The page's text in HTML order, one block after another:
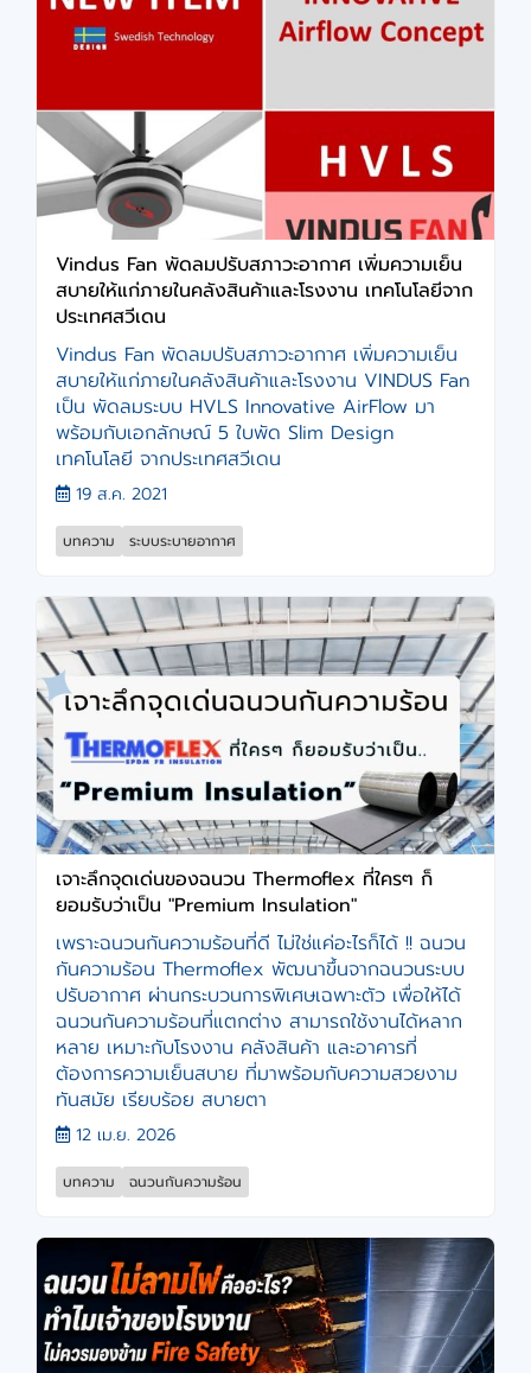
Vindus Fan พัดลมปรับสภาวะอากาศ เพิ่มความเย็น
สบายให้แก่ภายในคลังสินค้าและโรงงาน เทคโนโลยีจาก
ประเทศสวีเดน
Vindus Fan พัดลมปรับสภาวะอากาศ เพิ่มความเย็น
สบายให้แก่ภายในคลังสินค้าและโรงงาน VINDUS Fan
เป็น พัดลมระบบ HVLS Innovative AirFlow มา
พร้อมกับเอกลักษณ์ 5 ใบพัด Slim Design
เทคโนโลยี จากประเทศสวีเดน
19 ส.ค. 2021
บทความ ระบบระบายอากาศ
เจาะลึกจุดเด่นของฉนวน Thermoflex ที่ใครๆ ก็
ยอมรับว่าเป็น "Premium Insulation"
เพราะฉนวนกันความร้อนที่ดี ไม่ใช่แค่อะไรก็ได้ !! ฉนวน
กันความร้อน Thermoflex พัฒนาขึ้นจากฉนวนระบบ
ปรับอากาศ ผ่านกระบวนการพิเศษเฉพาะตัว เพื่อให้ได้
ฉนวนกันความร้อนที่แตกต่าง สามารถใช้งานได้หลาก
หลาย เหมาะกับโรงงาน คลังสินค้า และอาคารที่
ต้องการความเย็นสบาย ที่มาพร้อมกับความสวยงาม
ทันสมัย เรียบร้อย สบายตา
12 เม.ย. 2026
บทความ ฉนวนกันความร้อน